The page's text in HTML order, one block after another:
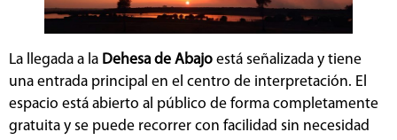
La llegada a la Dehesa de Abajo está señalizada y tiene
una entrada principal en el centro de interpretación. El
espacio está abierto al público de forma completamente
gratuita y se puede recorrer con facilidad sin necesidad